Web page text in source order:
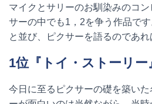
マイクとサリーのお馴染みのコ
サーの中でも1 ， 2を争う作品で
と並び、ピクサーを語るのであれ
1位『トイ・ストーリー
今日に至るピクサーの礎を築い